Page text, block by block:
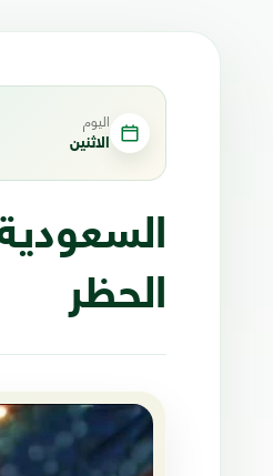
اليوم
الاثنين
الحظر